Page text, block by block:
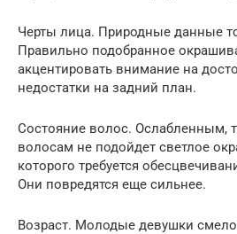
Черты лица. Природные данные
Правильно подобранное
акцентировать внимание на
недостатки на задний план.
Состояние волос. Ослабленным,
волосам не подойдет светлое
которого требуется
Они повредятся еще сильнее.
Возраст. Молодые девушки смело